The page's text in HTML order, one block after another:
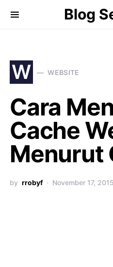
Blog
W WEBSITE
Cara
Cache
Menurut
by rrobyf November 17, 2015